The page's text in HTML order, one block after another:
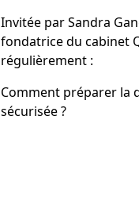
Invitée par Sandra
fondatrice du cabinet
régulièrement :
Comment préparer la
sécurisée ?